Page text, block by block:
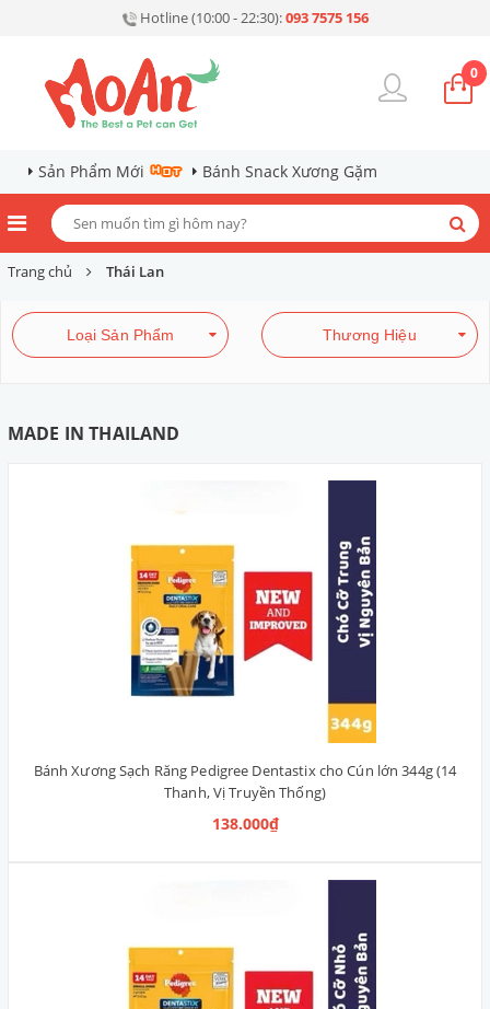
Hotline (10:00 - 22:30):093 7575 156
0
Sản Phẩm Mới Bánh Snack Xương Gặm
Trang chủ Thái Lan
Loại Sản Phẩm Thương Hiệu
MADE IN THAILAND
Bánh Xương Sạch Răng Pedigree Dentastix cho Cún lớn 344g (14
Thanh, Vị Truyền Thống)
138.000₫